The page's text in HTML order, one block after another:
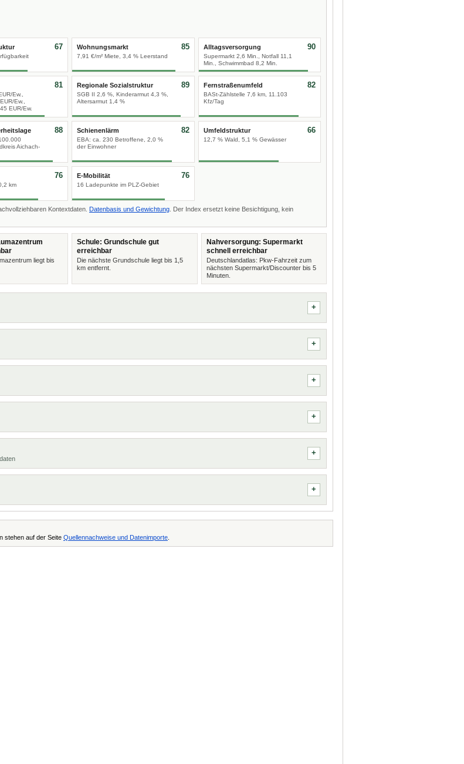
67 Wohnungsmarkt
7,91 €/m² Miete, 3,4 % Leerstand
85 Alltagsversorgung
Supermarkt 2,6 Min., Notfall 11,1
Min., Schwimmbad 8,2 Min.
90
Ew.,
Ew.,
EUR/Ew.
81 Regionale Sozialstruktur
SGB II 2,6 %, Kinderarmut 4,3 %,
Altersarmut 1,4 %
89 Fernstraßenumfeld
BASt-Zählstelle 7,6 km, 11.103
Kfz/Tag
82
Aichach-
88 Schienenlärm
EBA: ca. 230 Betroffene, 2,0 %
der Einwohner
82 Umfeldstruktur
12,7 % Wald, 5,1 % Gewässer
66
km
76 E-Mobilität
16 Ladepunkte im PLZ-Gebiet
76
Kontextdaten. Datenbasis und Gewichtung . Der Index ersetzt keine Besichtigung, kein
liegt bis
Schule: Grundschule gut
erreichbar
Die nächste Grundschule liegt bis 1,5
km entfernt.
Nahversorgung: Supermarkt
schnell erreichbar
Deutschlandatlas: Pkw-Fahrzeit zum
nächsten Supermarkt/Discounter bis 5
Minuten.
stehen auf der Seite Quellennachweise und Datenimporte